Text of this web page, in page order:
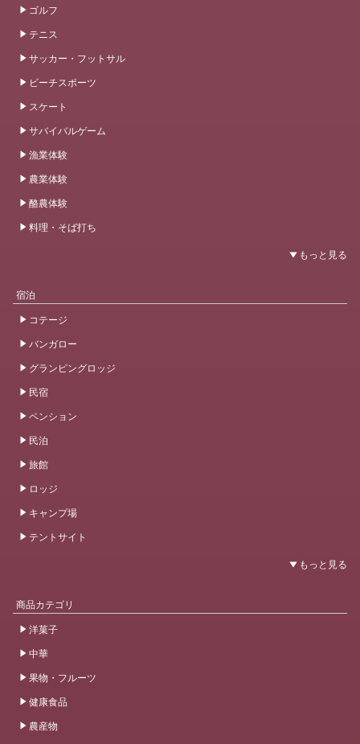
ゴルフ
テニス
サッカー・フットサル
ビーチスポーツ
スケート
サバイバルゲーム
漁業体験
農業体験
酪農体験
料理・そば打ち
宿泊
コテージ
バンガロー
グランピングロッジ
民宿
ペンション
民泊
旅館
ロッジ
キャンプ場
テントサイト
商品カテゴリ
洋菓子
中華
果物・フルーツ
健康食品
農産物